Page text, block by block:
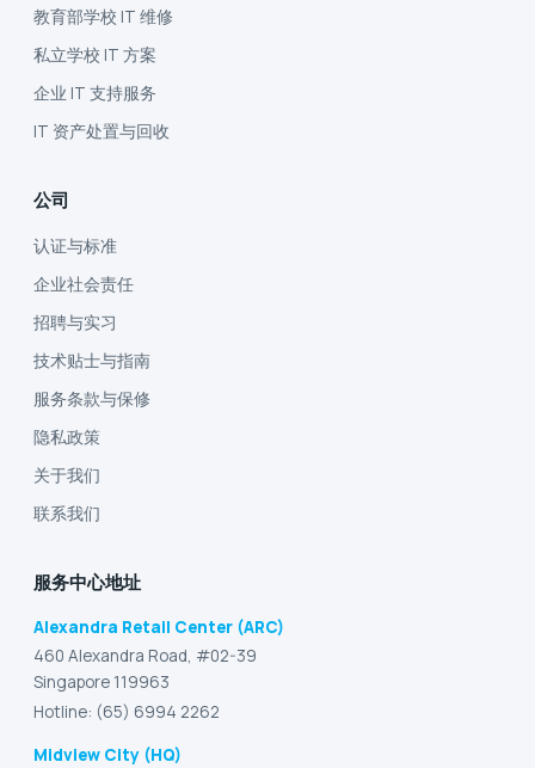
教育部学校 IT 维修
私立学校 IT 方案
企业 IT 支持服务
IT 资产处置与回收
公司
认证与标准
企业社会责任
招聘与实习
技术贴士与指南
服务条款与保修
隐私政策
关于我们
联系我们
服务中心地址
Alexandra Retail Center (ARC)
460 Alexandra Road, #02-39
Singapore 119963
Hotline: (65) 6994 2262
Midview City (HQ)